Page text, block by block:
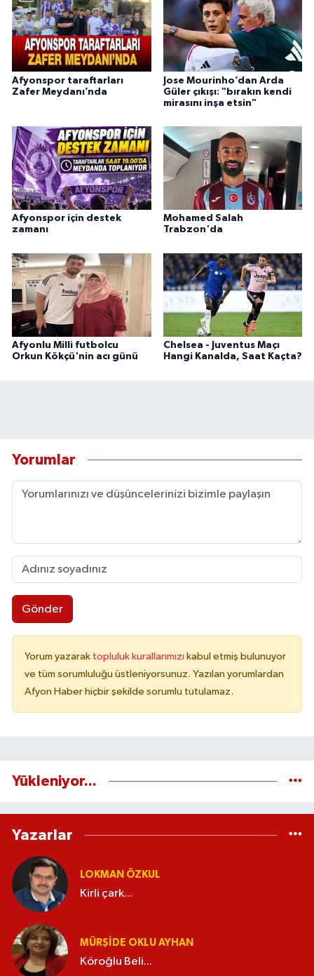
Afyonspor taraftarları
Zafer Meydanı’nda
Jose Mourinho’dan Arda
Güler çıkışı: "bırakın kendi
mirasını inşa etsin"
Afyonspor için destek
zamanı
Mohamed Salah
Trabzon'da
Afyonlu Milli futbolcu
Orkun Kökçü'nin acı günü
Chelsea - Juventus Maçı
Hangi Kanalda, Saat Kaçta?
Yorumlar
Gönder
Yorum yazarak topluluk kurallarımızı kabul etmiş bulunuyor
ve tüm sorumluluğu üstleniyorsunuz. Yazılan yorumlardan
Afyon Haber hiçbir şekilde sorumlu tutulamaz.
Yükleniyor...
Yazarlar
LOKMAN ÖZKUL
Kirli çark...
MÜRŞIDE OKLU AYHAN
Köroğlu Beli...